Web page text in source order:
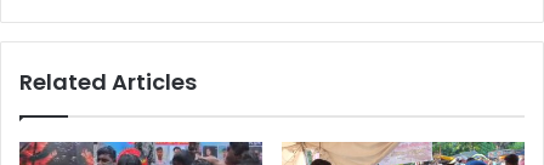
Related Articles